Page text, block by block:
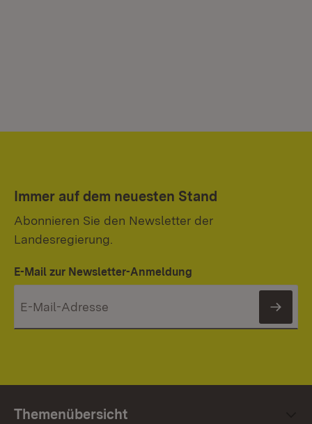
Immer auf dem neuesten Stand
Abonnieren Sie den Newsletter der
Landesregierung.
E-Mail zur Newsletter-Anmeldung
Themenübersicht